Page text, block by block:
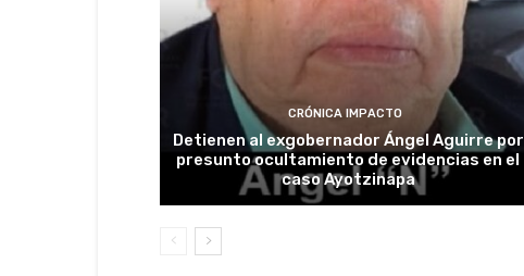
CRÓNICA IMPACTO
Detienen al exgobernador Ángel Aguirre por
presunto ocultamiento de evidencias en el
caso Ayotzinapa